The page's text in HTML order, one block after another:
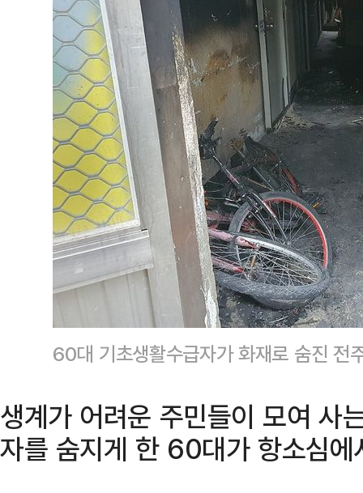
60대 기초생활수급자가 화재로 숨진
생계가 어려운 주민들이 모여 사
자를 숨지게 한 60대가 항소심